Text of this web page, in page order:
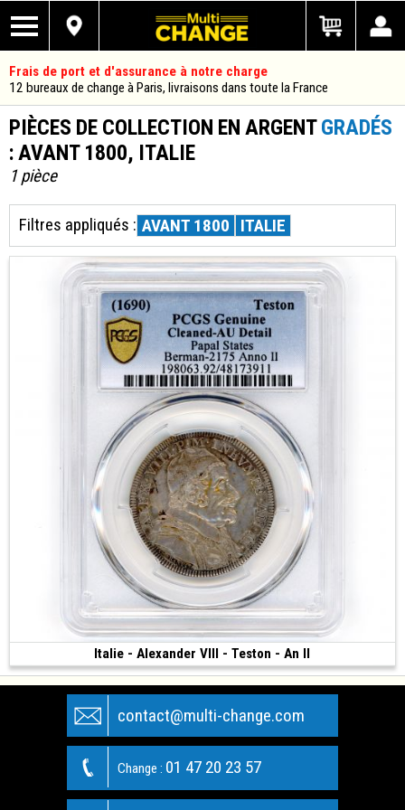
Frais de port et d'assurance à notre charge
12 bureaux de change à Paris, livraisons dans toute la France
PIÈCES DE COLLECTION EN ARGENTGRADÉS
: AVANT 1800, ITALIE
1 pièce
Filtres appliqués : AVANT 1800 ITALIE
Italie - Alexander VIII - Teston - An II
(1690 • Rome • 9.60 g)
contact@multi-change.com
Change : 01 47 20 23 57